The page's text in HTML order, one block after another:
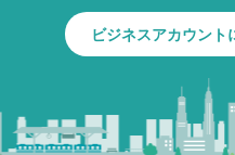
ビジネスアカウント